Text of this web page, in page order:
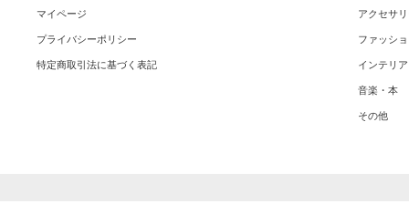
マイページ
プライバシーポリシー
特定商取引法に基づく表記
アクセサ
ファッシ
インテリア
音楽・本
その他